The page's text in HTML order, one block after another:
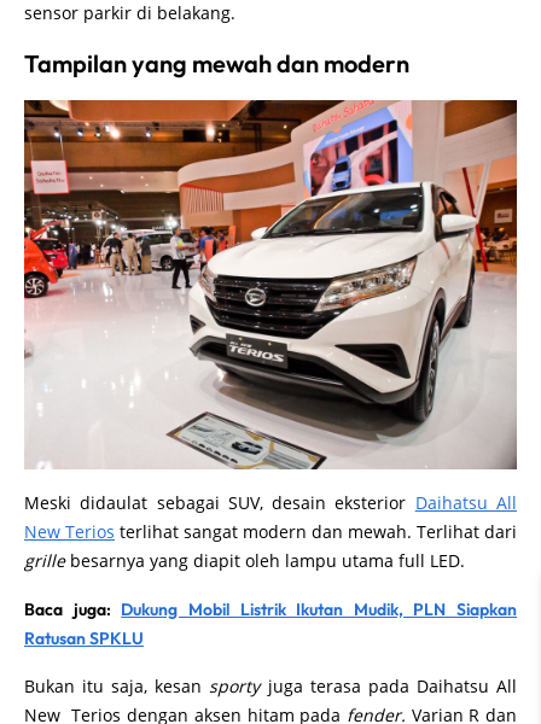
sensor parkir di belakang.
Tampilan yang mewah dan modern
Meski didaulat sebagai SUV, desain eksterior Daihatsu All
New Terios terlihat sangat modern dan mewah. Terlihat dari
grillebesarnya yang diapit oleh lampu utama full LED.
Baca juga: Dukung Mobil Listrik Ikutan Mudik, PLN Siapkan
Ratusan SPKLU
Bukan itu saja, kesan sportyjuga terasa pada Daihatsu All
New Terios dengan aksen hitam pada fender. Varian R dan